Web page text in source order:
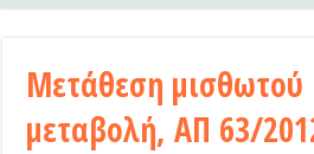
Μετάθεση μισθωτού
μεταβολή, ΑΠ 63/